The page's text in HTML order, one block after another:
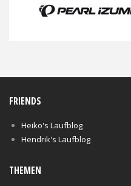
FRIENDS
Heiko's Laufblog
Hendrik's Laufblog
THEMEN